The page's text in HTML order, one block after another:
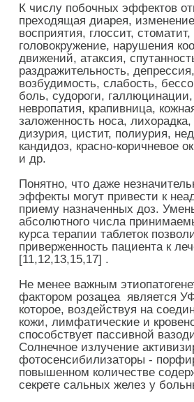
К числу побочных эффектов
преходящая диарея, изменение
восприятия, глоссит, стоматит,
головокружение, нарушения
движений, атаксия,
раздражительность,
возбудимость, слабость,
боль, судороги,
невропатия, крапивница,
заложенность носа, лихорадка,
дизурия, цистит, полиурия,
кандидоз, красно-коричневое
и др.
Понятно, что даже
эффекты могут привести к
приему назначенных доз.
абсолютного числа
курса терапии таблеток
приверженность пациента к
[11,12,13,15,17] .
Не менее важным
фактором розацеа является
которое, воздействуя на
кожи, лимфатические и
способствует пассивной
Солнечное излучение
фотосенсибилизаторы -
повышенном количестве
секрете сальных желез у